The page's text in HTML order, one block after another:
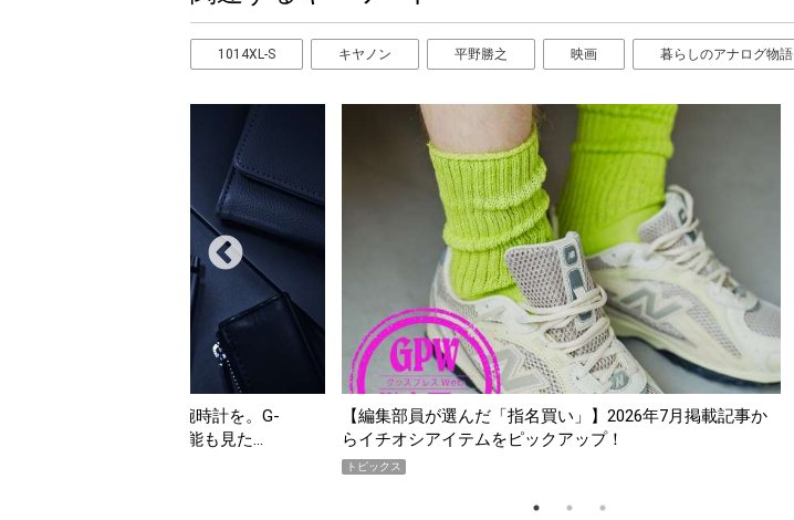
1014XL-S キヤノン 平野勝之 映画 暮らしのアナログ物語
だ「指名買い」】2026年7月掲載記事か
「買って損なし」の極上スマホ5選【GoodsPress 2026上半
期AWARD】
トピックス